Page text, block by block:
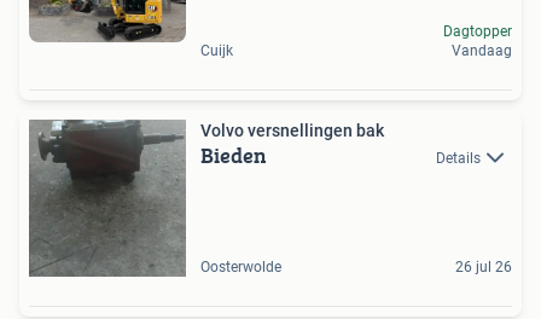
Cuijk
Dagtopper
Vandaag
Volvo versnellingen bak
Bieden Details
Oosterwolde 26 jul 26